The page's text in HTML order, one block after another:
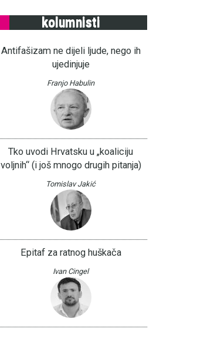
kolumnisti
Antifašizam ne dijeli ljude, nego ih
ujedinjuje
Franjo Habulin
Tko uvodi Hrvatsku u „koaliciju
voljnih“ (i još mnogo drugih pitanja)
Tomislav Jakić
Epitaf za ratnog huškača
Ivan Cingel